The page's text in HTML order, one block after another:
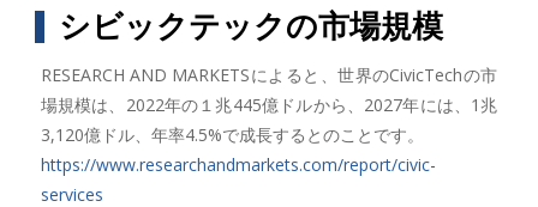
シビックテックの市場規模
RESEARCH AND MARKETSによると、世界のCivicTechの市
場規模は、2022年の１兆445億ドルから、2027年には、1兆
3,120億ドル、年率4.5%で成長するとのことです。
https://www.researchandmarkets.com/report/civic-
services